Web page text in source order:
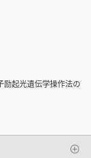
励起光遺伝学操作法の